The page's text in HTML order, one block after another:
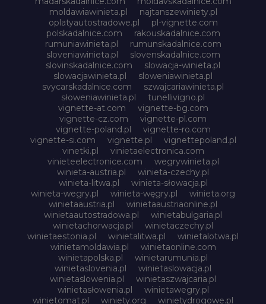
moldawiawinieta.pl
najtanszewiniety.pl
oplatyautostradowe.pl
pl-vignette.com
polskadalnice.com
rakouskadalnice.com
rumuniawinieta.pl
rumunskadalnice.com
sloveniawinieta.pl
slovenskadalnice.com
slovinskadalnice.com
slowacja-winieta.pl
slowacjawinieta.pl
sloweniawinieta.pl
svycarskadalnice.com
szwajcariawinieta.pl
słoweniawinieta.pl
tunellivigno.pl
vignette-at.com
vignette-bg.com
vignette-cz.com
vignette-pl.com
vignette-poland.pl
vignette-ro.com
vignette-si.com
vignette.pl
vignettepoland.pl
vinetki.pl
vinietaelectronica.com
vinieteelectronice.com
wegrywinieta.pl
winieta-austria.pl
winieta-czechy.pl
winieta-litwa.pl
winieta-słowacja.pl
winieta-wegry.pl
winieta-węgry.pl
winieta.org
winietaaustria.pl
winietaaustriaonline.pl
winietaautostradowa.pl
winietabulgaria.pl
winietachorwacja.pl
winietaczechy.pl
winietaestonia.pl
winietalitwa.pl
winietalotwa.pl
winietamoldawia.pl
winietaonline.com
winietapolska.pl
winietarumunia.pl
winietaslovenia.pl
winietaslowacja.pl
winietaslowenia.pl
winietaszwajcaria.pl
winietasłowenia.pl
winietawegry.pl
winietomat.pl
winiety.org winietydrogowe.pl